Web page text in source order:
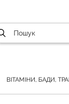
ВІТАМІНИ, БАДИ,